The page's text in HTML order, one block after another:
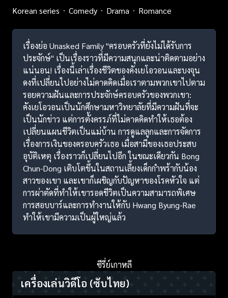
Korean series
Comedy Drama Romance
เรื่องย่อ Unasked Family "ครอบครัวที่ยังไม่ได้รับการ
ประจักษ์" เป็นเรื่องราวที่มีความสนุกและน่าติดตามอย่าง
แน่นอน! เรื่องนี้เล่าเรื่องชีวิตของคังเยโอวอนและบงจุน
ดงที่เปลี่ยนไปอย่างไม่คาดคิดเมื่อเราตามพวกเขาไปตาม
รอยความฝันและการประจักษ์ครอบครัวของพวกเขา:
คังเยโอวอนเป็นนักศึกษามหาวิทยาลัยที่มีความฝันที่จะ
เป็นนักข่าว แต่การตั้งครรภ์ที่ไม่คาดคิดทำให้เธอต้อง
เปลี่ยนแผนชีวิตเป็นแม่บ้าน การดูแลลูกและการจัดการ
เรื่องการเงินของครอบครัวเธอ เมื่อสามีของเธอประสบ
อุบัติเหตุ เรื่องราวก็เปลี่ยนไปอีก ในขณะเดียวกัน Bong
Chun-Dong เติบโตขึ้นในสถานเลี้ยงเด็กกำพร้ากับน้อง
สาวของเขา และเขาก็เผชิญกับปัญหาของโรคหัวใจ แต่
การผ่าตัดที่ทำให้เขารอดชีวิตเป็นความสามารถพิเศษ
การสอบบาร์และการทำงานให้กับ Hwang Byung-Rae
ทำให้เขามีความเป็นผู้ใหญ่แล้ว
ซีรี่ย์เกาหลี
เครื่องเล่นวิดีโอ (ซับไทย)